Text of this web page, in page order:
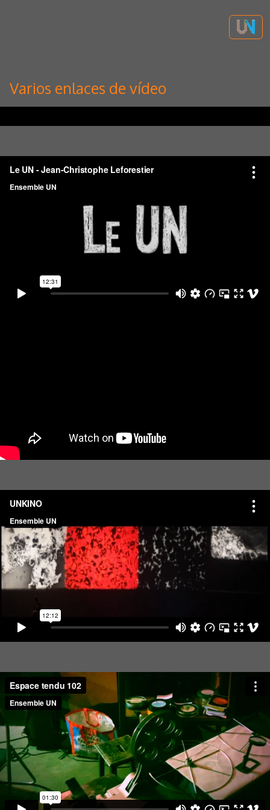
Varios enlaces de vídeo